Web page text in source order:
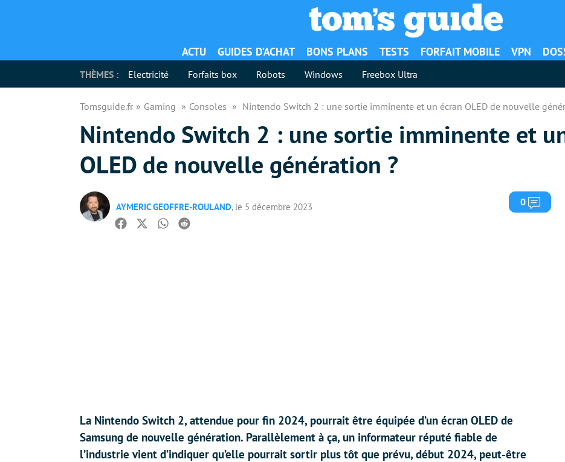
ACTU GUIDES D’ACHAT BONS PLANS TESTS FORFAIT MOBILE VPN
THÈMES : Electricité Forfaits box Robots Windows Freebox Ultra
Tomsguide.fr Gaming Consoles Nintendo Switch 2 : une sortie imminente et un écran OLED de nouvelle
Nintendo Switch 2 : une sortie imminente et
OLED de nouvelle génération ?
AYMERIC GEOFFRE-ROULAND, le 5 décembre 2023 0
Facebook
TwitterWhatsapp
Reddit
La Nintendo Switch 2, attendue pour fin 2024, pourrait être équipée d’un écran OLED de
Samsung de nouvelle génération. Parallèlement à ça, un informateur réputé fiable de
l’industrie vient d’indiquer qu’elle pourrait sortir plus tôt que prévu, début 2024, peut-être